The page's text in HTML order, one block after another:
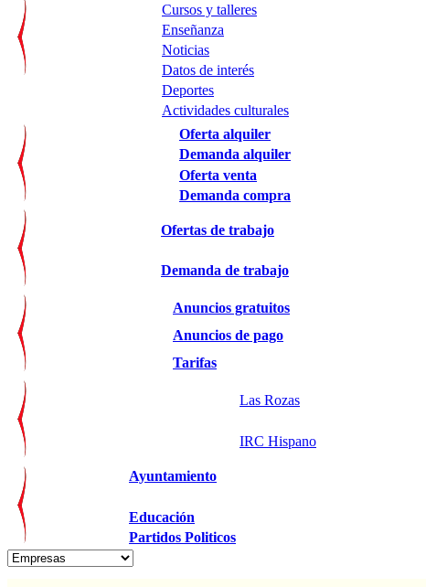
Cursos y talleres
Enseñanza
Noticias
Datos de interés
Deportes
Actividades culturales
Oferta alquiler
Demanda alquiler
Oferta venta
Demanda compra
Ofertas de trabajo
Demanda de trabajo
Anuncios gratuitos
Anuncios de pago
Tarifas
Las Rozas
IRC Hispano
Ayuntamiento
Educación
Partidos Politicos